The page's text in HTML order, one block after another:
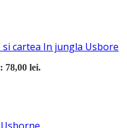
si cartea In jungla Usbore
78,00 lei.